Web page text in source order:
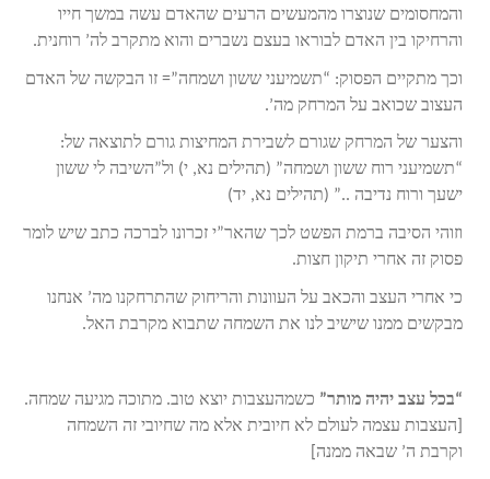
והמחסומים שנוצרו מהמעשים הרעים שהאדם עשה במשך חייו
והרחיקו בין האדם לבוראו בעצם נשברים והוא מתקרב לה’ רוחנית.
וכך מתקיים הפסוק: “תשמיעני ששון ושמחה”= זו הבקשה של האדם
העצוב שכואב על המרחק מה’.
והצער של המרחק שגורם לשבירת המחיצות גורם לתוצאה של:
“תשמיעני רוח ששון ושמחה” (תהילים נא, י) ול”השיבה לי ששון
ישעך ורוח נדיבה ..” (תהילים נא, יד)
וזוהי הסיבה ברמת הפשט לכך שהאר”י זכרונו לברכה כתב שיש לומר
פסוק זה אחרי תיקון חצות.
כי אחרי העצב והכאב על העוונות והריחוק שהתרחקנו מה’ אנחנו
מבקשים ממנו שישיב לנו את השמחה שתבוא מקרבת האל.
“בכל עצב יהיה מותר” כשמהעצבות יוצא טוב. מתוכה מגיעה שמחה.
[העצבות עצמה לעולם לא חיובית אלא מה שחיובי זה השמחה
וקרבת ה’ שבאה ממנה]